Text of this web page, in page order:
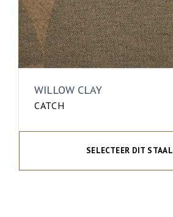
WILLOW CLAY
CATCH
SELECTEER DIT STAAL